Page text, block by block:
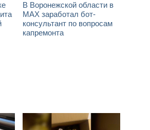
В Воронежской области в
МАХ заработал бот-
консультант по вопросам
капремонта